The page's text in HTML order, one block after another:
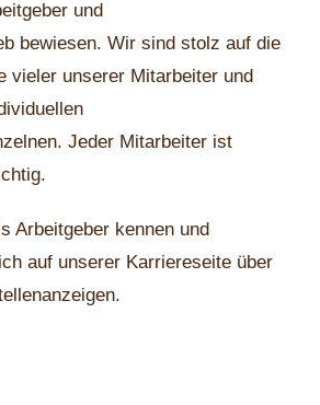
und
bewiesen. Wir sind stolz auf die
vieler unserer Mitarbeiter und
Jeder Mitarbeiter ist
Arbeitgeber kennen und
auf unserer Karriereseite über